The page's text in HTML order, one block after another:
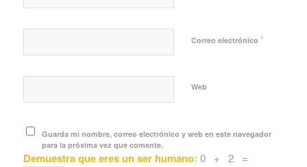
Correo electrónico *
Web
Guarda mi nombre, correo electrónico y web en este navegador
para la próxima vez que comente.
Demuestra que eres un ser humano: 0 + 2 =